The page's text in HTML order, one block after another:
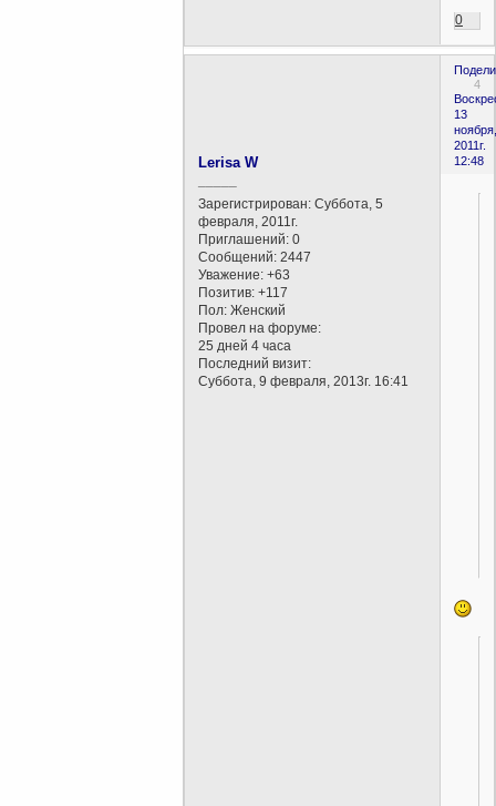
0
4
13
ноября,
2011г.
12:48
Lerisa W
Зарегистрирован: Суббота, 5
февраля, 2011г.
Приглашений: 0
Сообщений: 2447
Уважение: +63
Позитив: +117
Пол: Женский
Провел на форуме:
25 дней 4 часа
Последний визит:
Суббота, 9 февраля, 2013г. 16:41